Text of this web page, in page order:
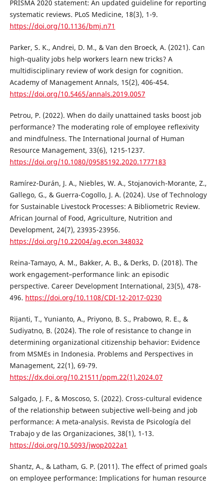
PRISMA 2020 statement: An updated guideline for reporting
systematic reviews. PLoS Medicine, 18(3), 1-9.
https://doi.org/10.1136/bmj.n71
Parker, S. K., Andrei, D. M., & Van den Broeck, A. (2021). Can
high-quality jobs help workers learn new tricks? A
multidisciplinary review of work design for cognition.
Academy of Management Annals, 15(2), 406-454.
https://doi.org/10.5465/annals.2019.0057
Petrou, P. (2022). When do daily unattained tasks boost job
performance? The moderating role of employee reflexivity
and mindfulness. The International Journal of Human
Resource Management, 33(6), 1215-1237.
https://doi.org/10.1080/09585192.2020.1777183
Ramírez-Durán, J. A., Niebles, W. A., Stojanovich-Morante, Z.,
Gallego, G., & Guerra-Cogollo, J. A. (2024). Use of Technology
for Sustainable Livestock Processes: A Bibliometric Review.
African Journal of Food, Agriculture, Nutrition and
Development, 24(7), 23935-23956.
https://doi.org/10.22004/ag.econ.348032
Reina-Tamayo, A. M., Bakker, A. B., & Derks, D. (2018). The
work engagement–performance link: an episodic
perspective. Career Development International, 23(5), 478-
496. https://doi.org/10.1108/CDI-12-2017-0230
Rijanti, T., Yunianto, A., Priyono, B. S., Prabowo, R. E., &
Sudiyatno, B. (2024). The role of resistance to change in
determining organizational citizenship behavior: Evidence
from MSMEs in Indonesia. Problems and Perspectives in
Management, 22(1), 69-79.
https://dx.doi.org/10.21511/ppm.22(1).2024.07
Salgado, J. F., & Moscoso, S. (2022). Cross-cultural evidence
of the relationship between subjective well-being and job
performance: A meta-analysis. Revista de Psicología del
Trabajo y de las Organizaciones, 38(1), 1-13.
https://doi.org/10.5093/jwop2022a1
Shantz, A., & Latham, G. P. (2011). The effect of primed goals
on employee performance: Implications for human resource